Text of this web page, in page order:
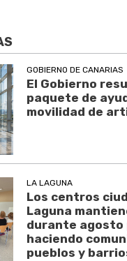
GOBIERNO DE CANARIAS
El Gobierno
paquete de
movilidad de
LA LAGUNA
Los centros
Laguna
durante agosto
haciendo
pueblos y